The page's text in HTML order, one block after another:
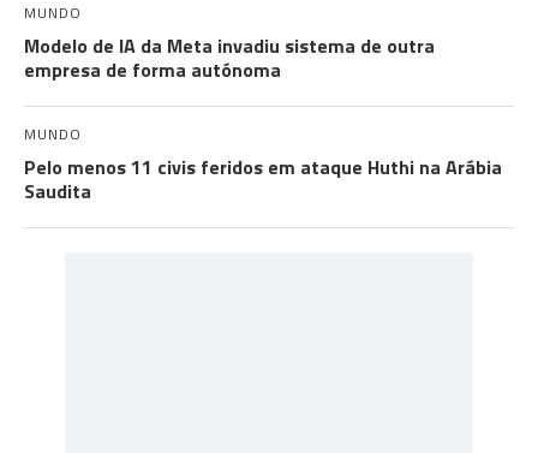
MUNDO
Modelo de IA da Meta invadiu sistema de outra
empresa de forma autónoma
MUNDO
Pelo menos 11 civis feridos em ataque Huthi na Arábia
Saudita